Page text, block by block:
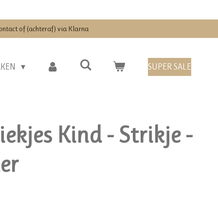
of (achteraf) via Klarna
SUPER SALE
Kind - Strikje -